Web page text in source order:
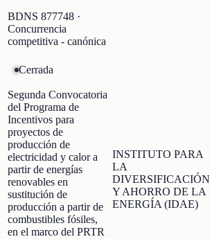
BDNS 877748 ·
Concurrencia
competitiva - canónica
Cerrada
Segunda Convocatoria
del Programa de
Incentivos para
proyectos de
producción de
electricidad y calor a
partir de energías
renovables en
sustitución de
producción a partir de
combustibles fósiles,
en el marco del PRTR
INSTITUTO PARA
LA
DIVERSIFICACIÓN
Y AHORRO DE LA
ENERGÍA (IDAE)